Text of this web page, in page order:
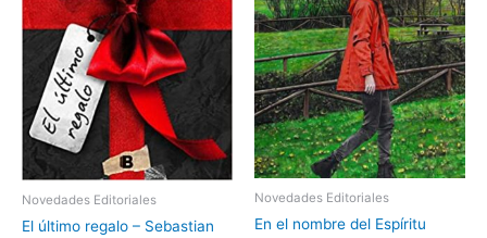
Novedades Editoriales
El último regalo – Sebastian
Novedades Editoriales
En el nombre del Espíritu